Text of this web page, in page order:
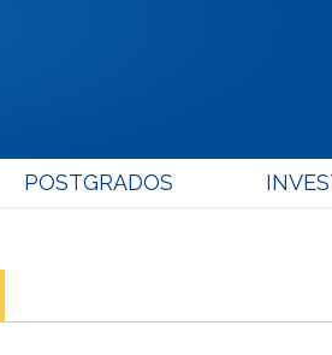
POSTGRADOS